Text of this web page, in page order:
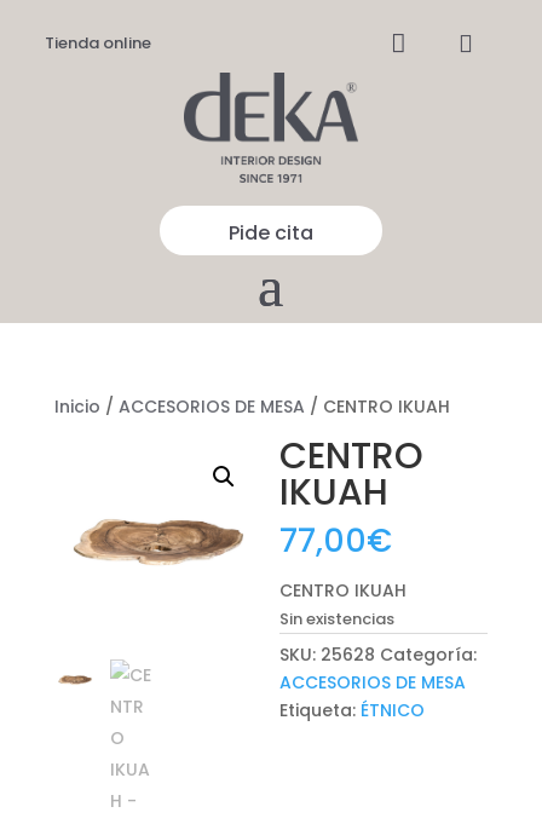
Tienda online  
Pide cita
Inicio / ACCESORIOS DE MESA / CENTRO IKUAH
CENTRO
IKUAH
77,00€
CENTRO IKUAH
Sin existencias
SKU: 25628 Categoría:
ACCESORIOS DE MESA
Etiqueta: ÉTNICO